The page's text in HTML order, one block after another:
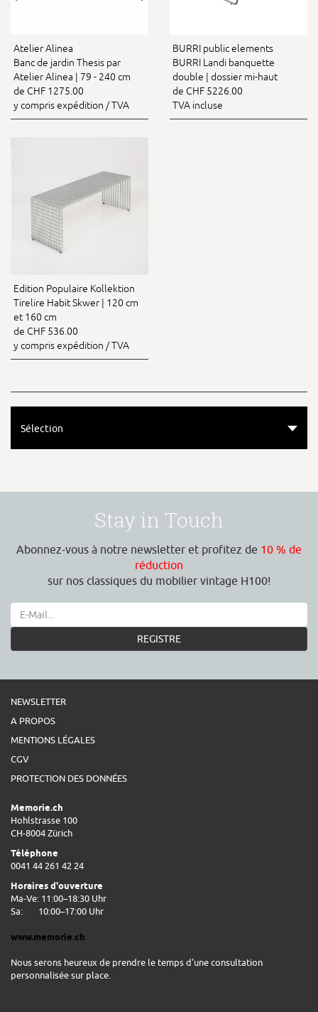
Atelier Alinea
Banc de jardin Thesis par
Atelier Alinea | 79 - 240 cm
de CHF 1275.00
y compris expédition / TVA
BURRI public elements
BURRI Landi banquette
double | dossier mi-haut
de CHF 5226.00
TVA incluse
Edition Populaire Kollektion
Tirelire Habit Skwer | 120 cm
et 160 cm
de CHF 536.00
y compris expédition / TVA
Sélection
Stay in Touch
Abonnez-vous à notre newsletter et profitez de 10 % de
réduction
sur nos classiques du mobilier vintage H100!
REGISTRE
NEWSLETTER
A PROPOS
MENTIONS LÉGALES
CGV
PROTECTION DES DONNÉES
Memorie.ch
Hohlstrasse 100
CH-8004 Zürich
Téléphone
0041 44 261 42 24
Horaires d'ouverture
Ma-Ve: 11:00–18:30 Uhr
Sa:
10:00–17:00 Uhr
www.memorie.ch
Nous serons heureux de prendre le temps d'une consultation
personnalisée sur place.